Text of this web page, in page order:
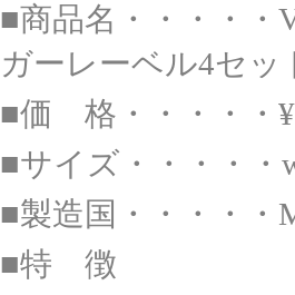
■商品名・・・・・
ガーレーベル4セッ
■価 格・・・・・¥
■サイズ・・・・・
■製造国・・・・・
■特 徴